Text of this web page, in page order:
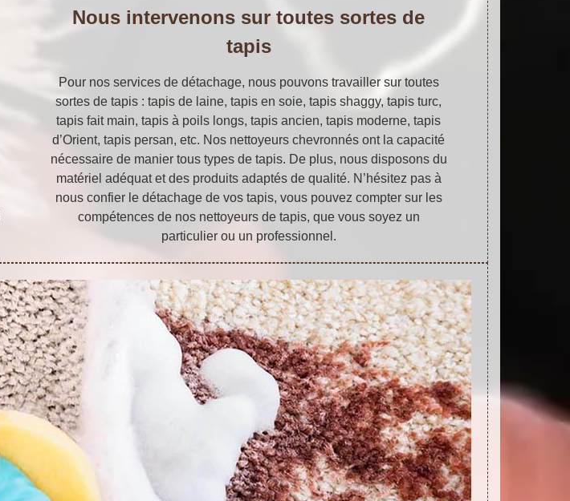
Nous intervenons sur toutes sortes de
tapis
Pour nos services de détachage, nous pouvons travailler sur toutes
sortes de tapis : tapis de laine, tapis en soie, tapis shaggy, tapis turc,
tapis fait main, tapis à poils longs, tapis ancien, tapis moderne, tapis
d’Orient, tapis persan, etc. Nos nettoyeurs chevronnés ont la capacité
nécessaire de manier tous types de tapis. De plus, nous disposons du
matériel adéquat et des produits adaptés de qualité. N’hésitez pas à
nous confier le détachage de vos tapis, vous pouvez compter sur les
compétences de nos nettoyeurs de tapis, que vous soyez un
particulier ou un professionnel.